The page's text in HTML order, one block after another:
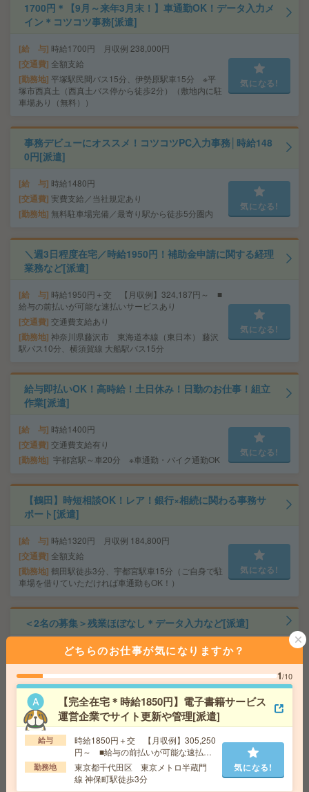
1700円＊【9月～来年3月末！】車通勤OK！データ入力メ
イン＊コツコツ事務[派遣]
給 与 時給1700円 月収例 238,000円
交通費 全額支給
勤務地 平塚駅民間バス15分、伊勢原駅車15分 ※平
塚市西真土（西真土バス停から徒歩2分）（敷地内に駐
車場あり（無料））
気になる!
事務デビューにオススメ！コツコツPC入力事務│時給148
0円[派遣]
給 与 時給1480円
交通費 実費支給／当社規定あり
勤務地 無料駐車場完備／最寄り駅から徒歩5分圏内
気になる!
＼週3日程度在宅／時給1950円！補助金申請に関する経理
業務など[派遣]
給 与 時給1950円＋交 【月収例】324,187円～ ■
給与の前払いが可能な速払いサービスあり
交通費 交通費支給あり
勤務地 神奈川県藤沢市 東海道本線（東日本） 藤沢
駅バス10分、横須賀線 大船駅バス15分
気になる!
給与即払いOK！高時給！土日休み！日勤のお仕事！組立
作業[派遣]
給 与 時給1400円
交通費 交通費支給有り
勤務地 宇都宮駅～車20分 ※車通勤・バイク通勤OK
気になる!
【鶴田】時短相談OK！レア！銀行×相続に関わる事務サ
ポート[派遣]
給 与 時給1320円 月収例 184,800円
交通費 全額支給
勤務地 鶴田駅徒歩3分、宇都宮駅車15分（ご自身で駐
車場を借りていただければ車通勤もOK！）
気になる!
＜2名の募集＞残業ほぼなし＊データ入力など[派遣]
時給1400円＋交 【月収例】224,000円～ ■
交通費 交通費支給あり
勤務地 栃木県宇都宮市 東北本線 宇都宮駅徒歩10分
気になる!
人気定時！9:00～17:00×NO残業！事務アシスタント＠本
厚木駅前[派遣]
給 与 時給1600円 月収例 224,000円
全額支給
どちらのお仕事が気になりますか？
1/10
【完全在宅＊時給1850円】電子書籍サービス
運営企業でサイト更新や管理[派遣]
給与
時給1850円＋交 【月収例】305,250
円～ ■給与の前払いが可能な速払い
サービスあり
勤務地
東京都千代田区 東京メトロ半蔵門
線 神保町駅徒歩3分
気になる!